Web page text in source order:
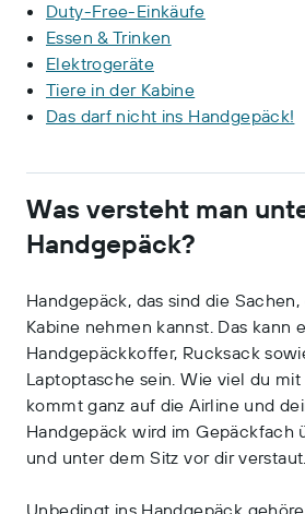
Duty-Free-Einkäufe
Essen & Trinken
Elektrogeräte
Tiere in der Kabine
Das darf nicht ins Handgepäck!
Was versteht man
Handgepäck?
Handgepäck, das sind die
Kabine nehmen kannst. Das kann
Handgepäckkoffer, Rucksack
Laptoptasche sein. Wie viel du
kommt ganz auf die Airline und
Handgepäck wird im Gepäckfach
und unter dem Sitz vor dir verstaut.